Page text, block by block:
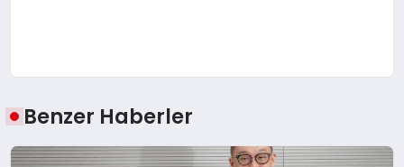
Benzer Haberler